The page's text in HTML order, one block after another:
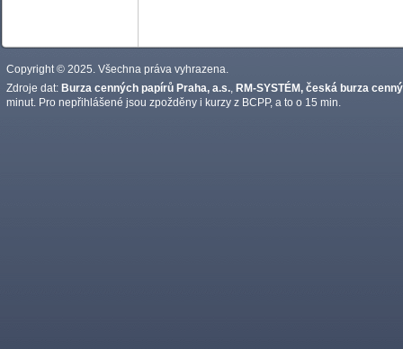
Copyright © 2025. Všechna práva vyhrazena.
Zdroje dat: Burza cenných papírů Praha, a.s. RM-SYSTÉM, česká burza
minut. Pro nepřihlášené jsou zpožděny i kurzy z BCPP, a to o 15 min.